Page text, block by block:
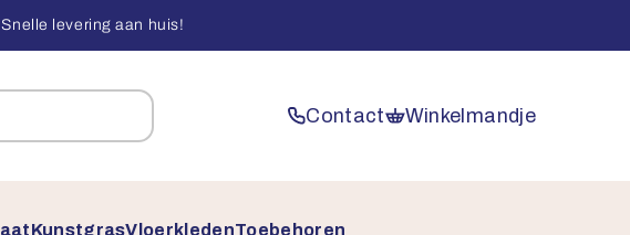
Snelle levering aan huis!
Contact Winkelmandje
KunstgrasVloerkledenToebehoren